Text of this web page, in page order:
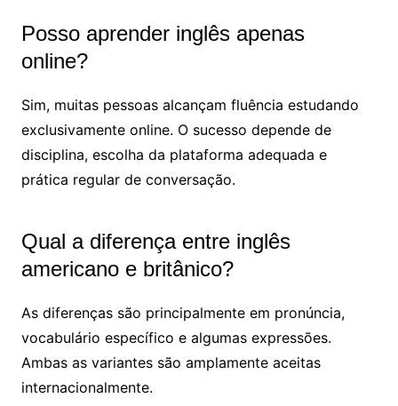
Posso aprender inglês apenas
online?
Sim, muitas pessoas alcançam fluência estudando
exclusivamente online. O sucesso depende de
disciplina, escolha da plataforma adequada e
prática regular de conversação.
Qual a diferença entre inglês
americano e britânico?
As diferenças são principalmente em pronúncia,
vocabulário específico e algumas expressões.
Ambas as variantes são amplamente aceitas
internacionalmente.